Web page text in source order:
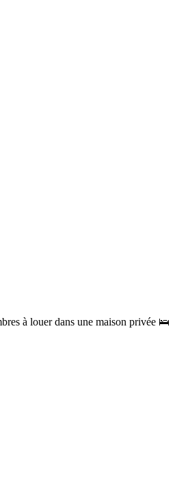
à louer dans une maison privée 🛌